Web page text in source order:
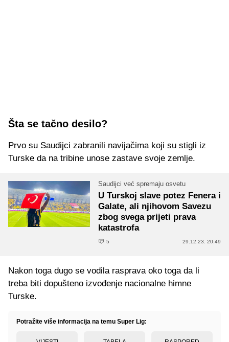
Šta se tačno desilo?
Prvo su Saudijci zabranili navijačima koji su stigli iz
Turske da na tribine unose zastave svoje zemlje.
Saudijci već spremaju osvetu
U Turskoj slave potez Fenera i
Galate, ali njihovom Savezu
zbog svega prijeti prava
katastrofa
5 29.12.23. 20:49
Nakon toga dugo se vodila rasprava oko toga da li
treba biti dopušteno izvođenje nacionalne himne
Turske.
Potražite više informacija na temu Super Lig: